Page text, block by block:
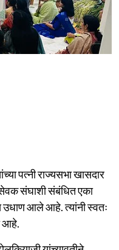
पत्नी राज्यसभा खासदार
संघाशी संबंधित एका
उधाण आले आहे. त्यांनी स्वतः
आहे.